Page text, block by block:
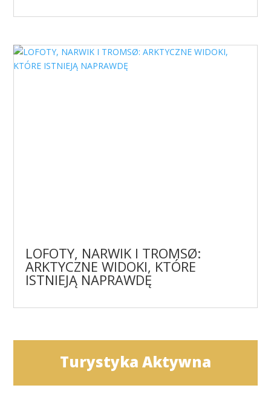
LOFOTY, NARWIK I TROMSØ:
ARKTYCZNE WIDOKI, KTÓRE
ISTNIEJĄ NAPRAWDĘ
Turystyka Aktywna